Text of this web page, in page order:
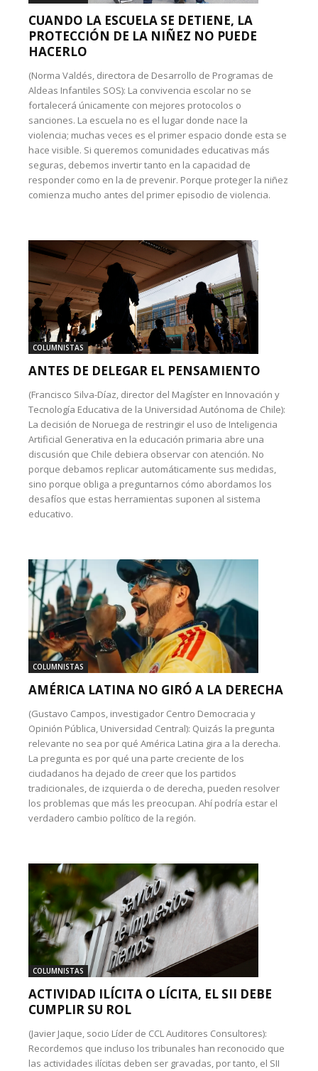
CUANDO LA ESCUELA SE DETIENE, LA
PROTECCIÓN DE LA NIÑEZ NO PUEDE
HACERLO
(Norma Valdés, directora de Desarrollo de Programas de
Aldeas Infantiles SOS): La convivencia escolar no se
fortalecerá únicamente con mejores protocolos o
sanciones. La escuela no es el lugar donde nace la
violencia; muchas veces es el primer espacio donde esta se
hace visible. Si queremos comunidades educativas más
seguras, debemos invertir tanto en la capacidad de
responder como en la de prevenir. Porque proteger la niñez
comienza mucho antes del primer episodio de violencia.
COLUMNISTAS
ANTES DE DELEGAR EL PENSAMIENTO
(Francisco Silva-Díaz, director del Magíster en Innovación y
Tecnología Educativa de la Universidad Autónoma de Chile):
La decisión de Noruega de restringir el uso de Inteligencia
Artificial Generativa en la educación primaria abre una
discusión que Chile debiera observar con atención. No
porque debamos replicar automáticamente sus medidas,
sino porque obliga a preguntarnos cómo abordamos los
desafíos que estas herramientas suponen al sistema
educativo.
COLUMNISTAS
AMÉRICA LATINA NO GIRÓ A LA DERECHA
(Gustavo Campos, investigador Centro Democracia y
Opinión Pública, Universidad Central): Quizás la pregunta
relevante no sea por qué América Latina gira a la derecha.
La pregunta es por qué una parte creciente de los
ciudadanos ha dejado de creer que los partidos
tradicionales, de izquierda o de derecha, pueden resolver
los problemas que más les preocupan. Ahí podría estar el
verdadero cambio político de la región.
COLUMNISTAS
ACTIVIDAD ILÍCITA O LÍCITA, EL SII DEBE
CUMPLIR SU ROL
(Javier Jaque, socio Líder de CCL Auditores Consultores):
Recordemos que incluso los tribunales han reconocido que
las actividades ilícitas deben ser gravadas, por tanto, el SII